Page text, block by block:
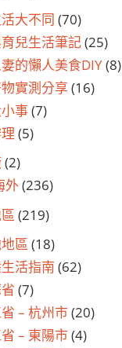
大不同 (70)
兒生活筆記(25)
的懶人美食DIY(8)
實測分享 (16)
事(7)
(5)
(2)
外(236)
(219)
區 (18)
活指南 (62)
(7)
– 杭州市(20)
– 東陽市(4)